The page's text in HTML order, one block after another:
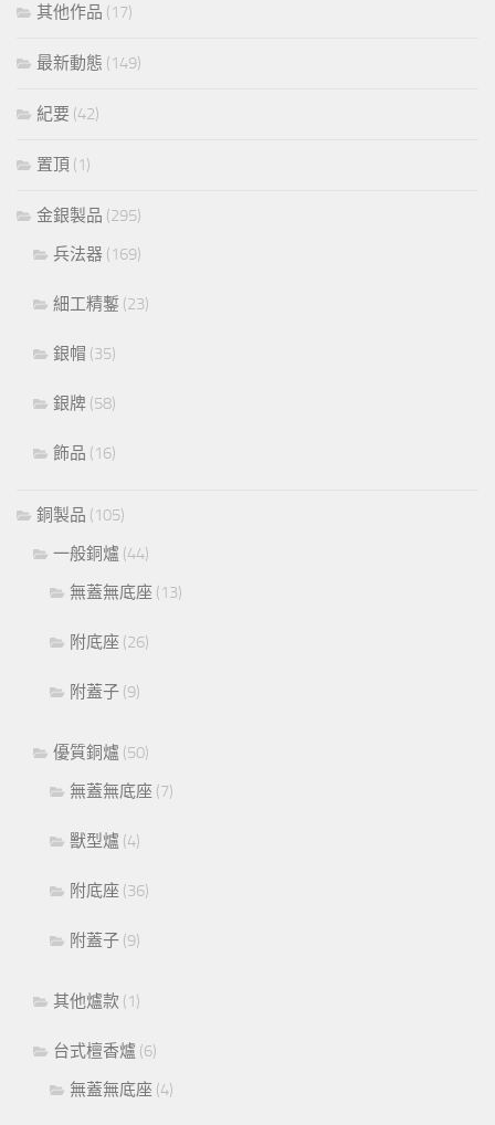
其他作品 (17)
最新動態 (149)
紀要 (42)
置頂 (1)
金銀製品 (295)
兵法器 (169)
細工精鏨 (23)
銀帽 (35)
銀牌 (58)
飾品 (16)
銅製品 (105)
一般銅爐 (44)
無蓋無底座 (13)
附底座 (26)
附蓋子 (9)
優質銅爐 (50)
無蓋無底座 (7)
獸型爐 (4)
附底座 (36)
附蓋子 (9)
其他爐款 (1)
台式檀香爐 (6)
無蓋無底座 (4)